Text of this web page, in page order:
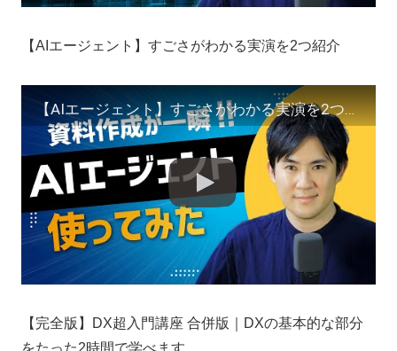
【AIエージェント】すごさがわかる実演を2つ紹介
【AIエージェント】すごさがわかる実演を2つ紹介
【完全版】DX超入門講座 合併版｜DXの基本的な部分
をたった2時間で学べます